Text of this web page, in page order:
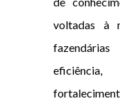
voltadas à